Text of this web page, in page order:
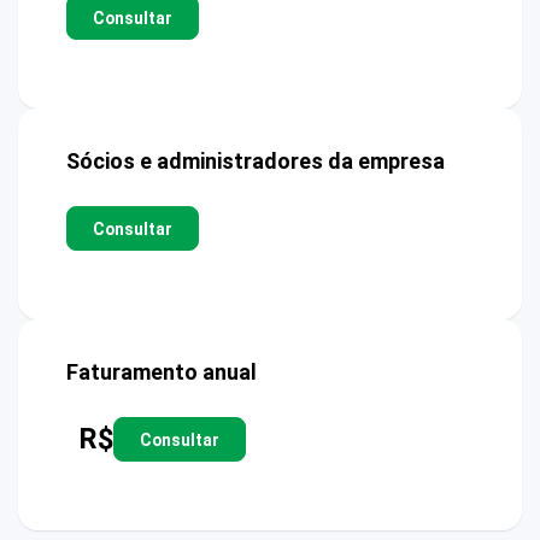
Consultar
Sócios e administradores da empresa
Consultar
Faturamento anual
R$ Consultar